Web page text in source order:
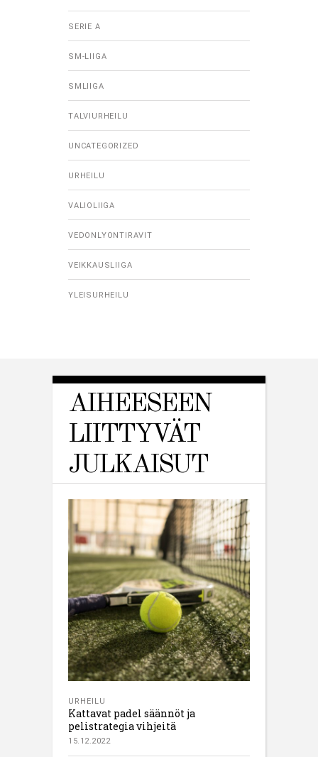
SERIE A
SM-LIIGA
SMLIIGA
TALVIURHEILU
UNCATEGORIZED
URHEILU
VALIOLIIGA
VEDONLYONTIRAVIT
VEIKKAUSLIIGA
YLEISURHEILU
AIHEESEEN
LIITTYVÄT
JULKAISUT
URHEILU
Kattavat padel säännöt ja
pelistrategia vihjeitä
15.12.2022